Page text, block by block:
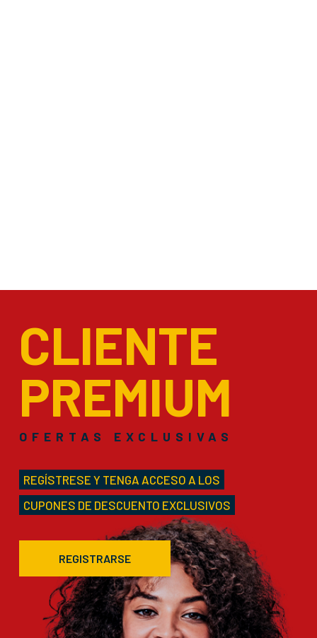
CLIENTE
PREMIUM
OFERTAS EXCLUSIVAS
REGÍSTRESE Y TENGA ACCESO A LOS
CUPONES DE DESCUENTO EXCLUSIVOS
REGISTRARSE